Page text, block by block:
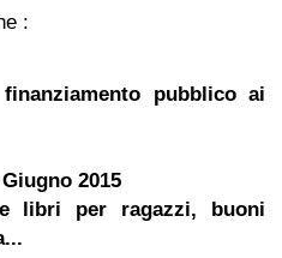
:
pubblico ai
2015
libri per ragazzi, buoni